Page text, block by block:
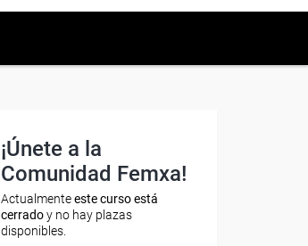
¡Únete a la
Comunidad Femxa!
Actualmenteeste curso está
cerradoy no hay plazas
disponibles.